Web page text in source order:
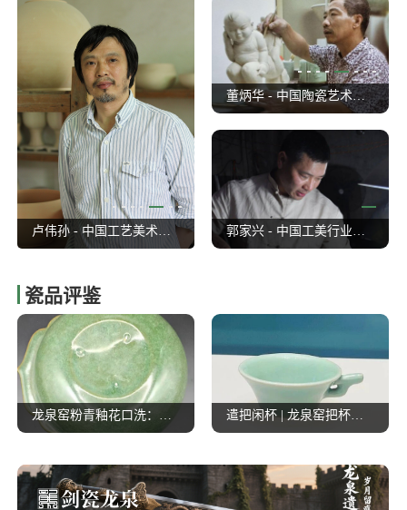
卢伟孙 - 中国工艺美术大师 陈阿金 - 中国工艺美术大师
陈显林 - 中国陶瓷艺术大师 董炳华 - 中国陶瓷艺术大师
郭家兴 - 中国工美行业艺术大师
瓷品评鉴
龙泉窑粉青釉花口洗：翠色凝千载，宋明龙泉青瓷的匠心文脉 遣把闲杯 | 龙泉窑把杯造型又一种